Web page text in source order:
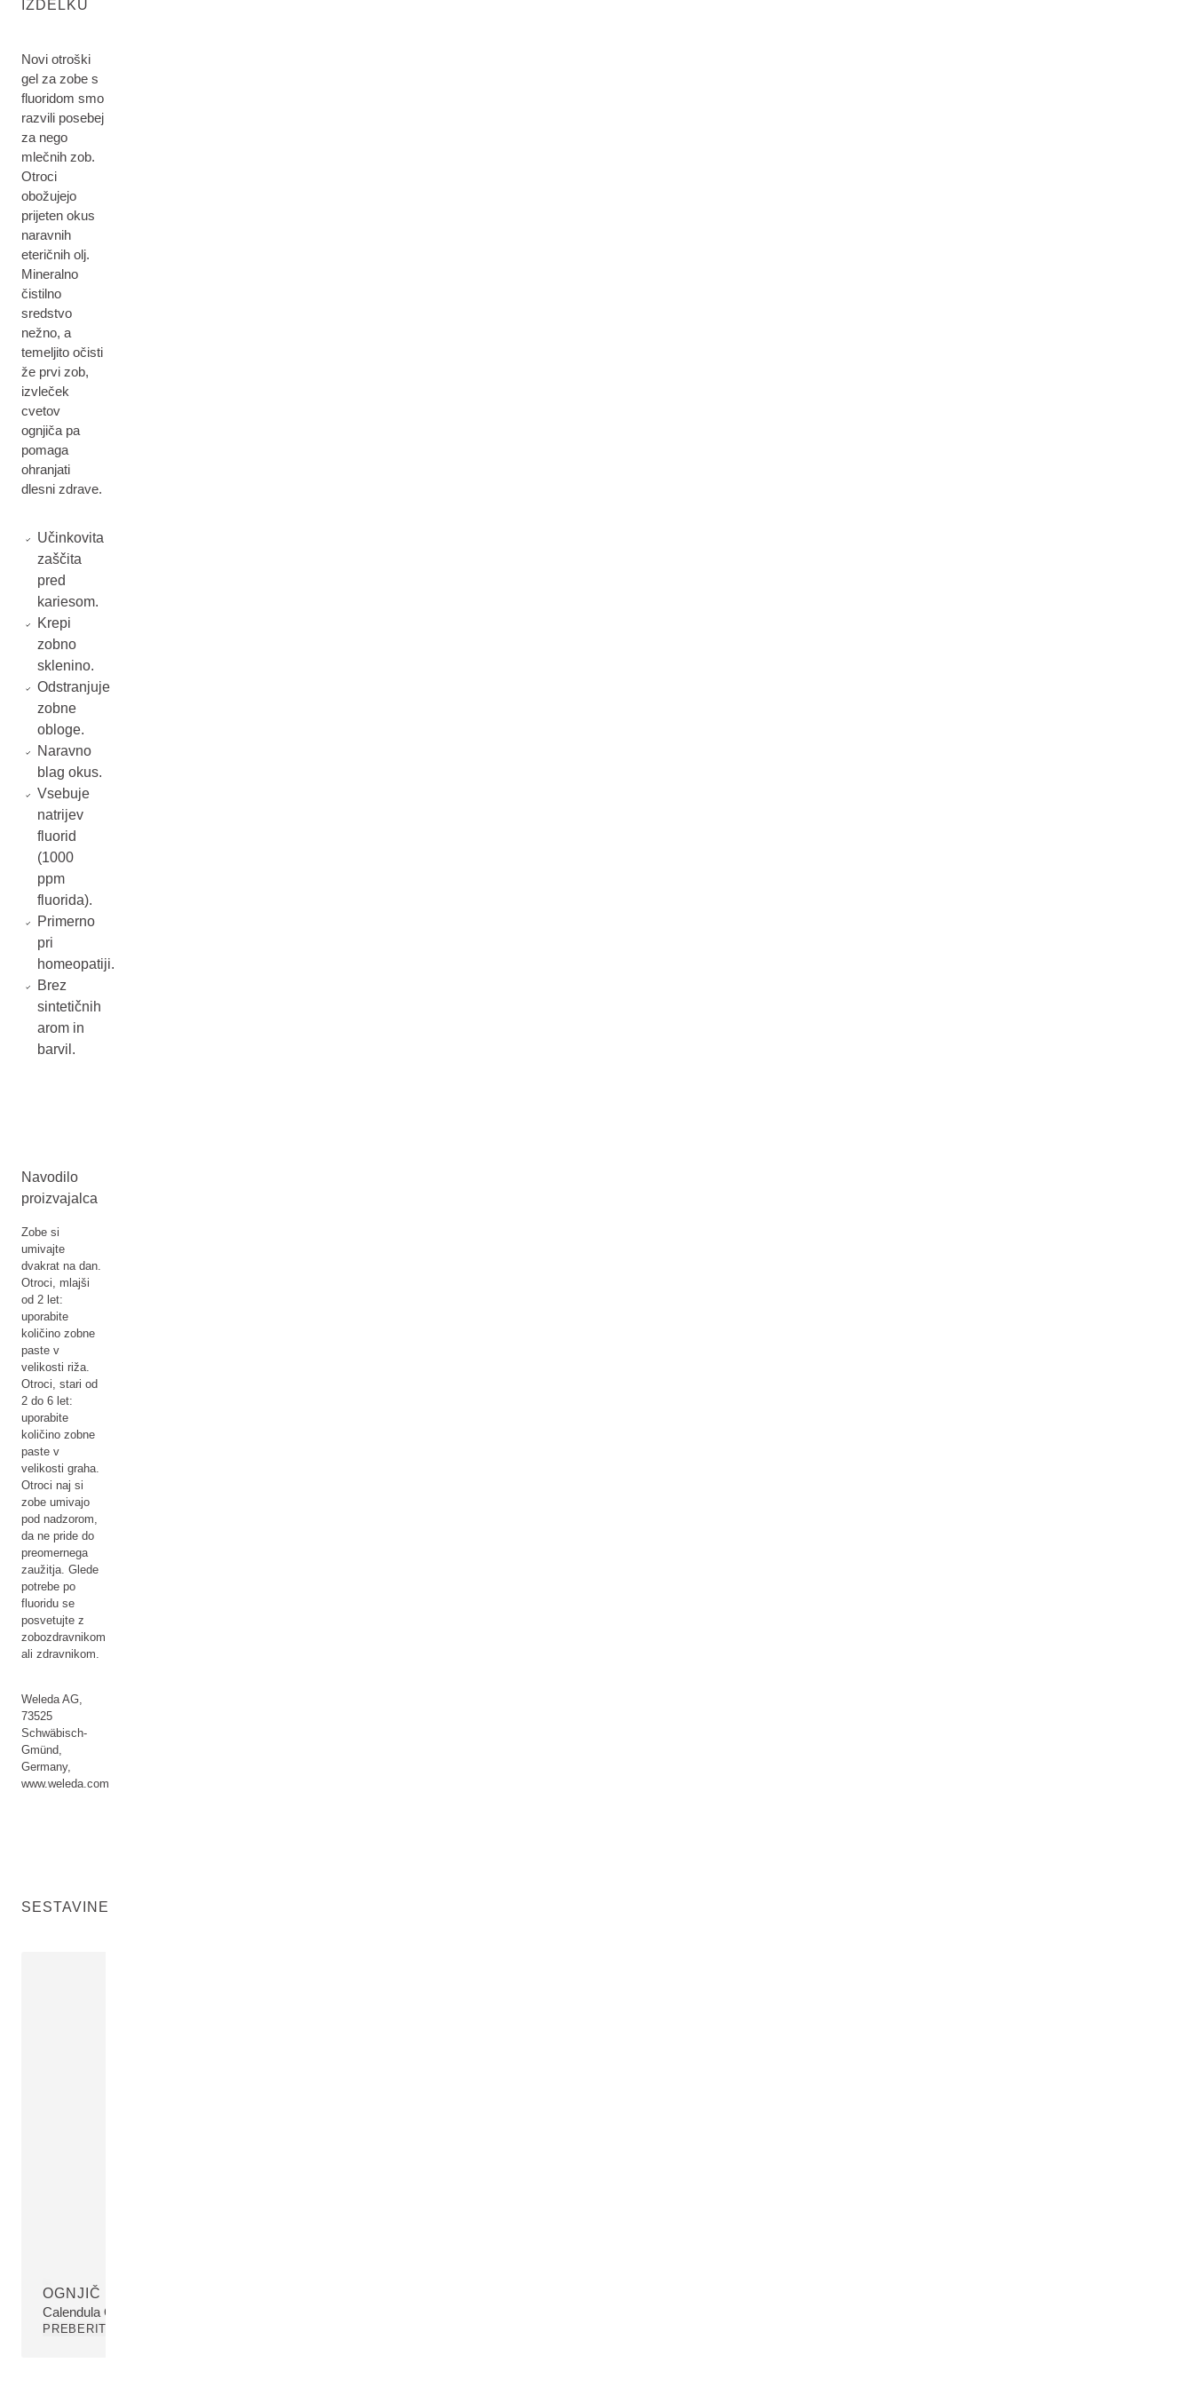
IZDELKU
Novi otroški
gel za zobe s
fluoridom smo
razvili posebej
za nego
mlečnih zob.
Otroci
obožujejo
prijeten okus
naravnih
eteričnih olj.
Mineralno
čistilno
sredstvo
nežno, a
temeljito očisti
že prvi zob,
izvleček
cvetov
ognjiča pa
pomaga
ohranjati
dlesni zdrave.
Učinkovita
zaščita
pred
kariesom.
Krepi
zobno
sklenino.
Odstranjuje
zobne
obloge.
Naravno
blag okus.
Vsebuje
natrijev
fluorid
(1000
ppm
fluorida).
Primerno
pri
homeopatiji.
Brez
sintetičnih
arom in
barvil.
Navodilo
proizvajalca
Zobe si
umivajte
dvakrat na dan.
Otroci, mlajši
od 2 let:
uporabite
količino zobne
paste v
velikosti riža.
Otroci, stari od
2 do 6 let:
uporabite
količino zobne
paste v
velikosti graha.
Otroci naj si
zobe umivajo
pod nadzorom,
da ne pride do
preomernega
zaužitja. Glede
potrebe po
fluoridu se
posvetujte z
zobozdravnikom
ali zdravnikom.
Weleda AG,
73525
Schwäbisch-
Gmünd,
Germany,
www.weleda.com
SESTAVINE
OGNJIČ - IZVLEČEK CVETOV
Calendula Officinalis Flower Extract
PREBERITE VEČ